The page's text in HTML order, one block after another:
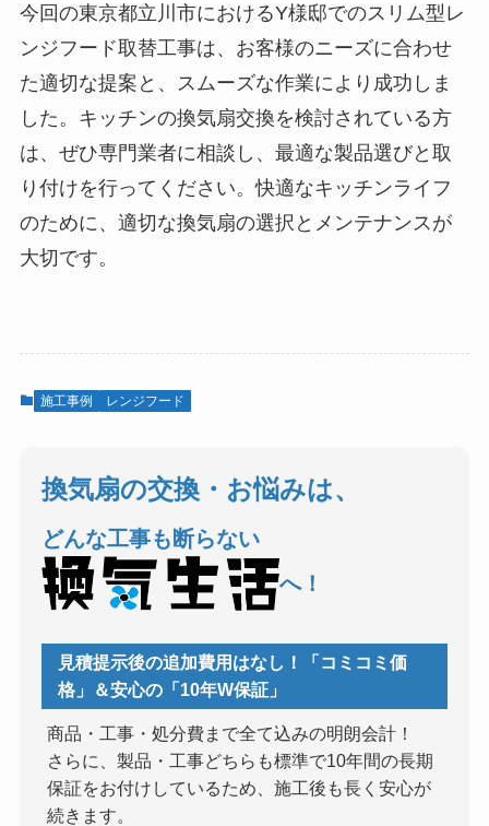
今回の東京都立川市におけるY様邸でのスリム型レ
ンジフード取替工事は、お客様のニーズに合わせ
た適切な提案と、スムーズな作業により成功しま
した。キッチンの換気扇交換を検討されている方
は、ぜひ専門業者に相談し、最適な製品選びと取
り付けを行ってください。快適なキッチンライフ
のために、適切な換気扇の選択とメンテナンスが
大切です。
施工事例 レンジフード
換気扇の交換・お悩みは、
どんな工事も断らない
へ！
見積提示後の追加費用はなし！「コミコミ価
格」＆安心の「10年W保証」
商品・工事・処分費まで全て込みの明朗会計！
さらに、製品・工事どちらも標準で10年間の長期
保証をお付けしているため、施工後も長く安心が
続きます。